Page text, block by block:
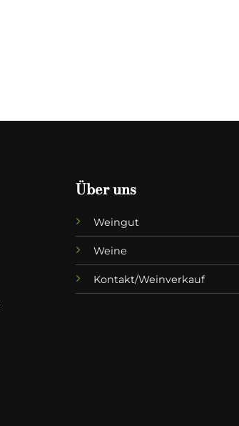
Über uns
Weingut
Weine
Kontakt/Weinverkauf